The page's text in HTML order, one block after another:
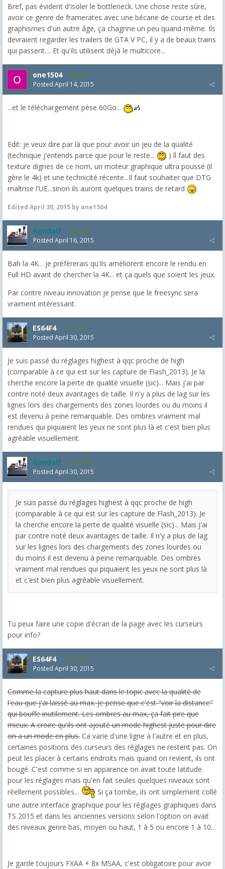
Bref, pas évident d'isoler le bottleneck. Une chose reste sûre,
avoir ce genre de framerates avec une bécane de course et des
graphismes d'un autre âge, ça chagrine un peu quand-même. Ils
devraient regarder les trailers de GTA V PC, il y a de beaux trains
qui passent.... Et qu'ils utilisent déjà le multicore...
one1504 236
Posted April 14, 2015
...et le téléchargement pèse 60Go...
Edit: je veux dire par là que pour avoir un jeu de la qualité
(technique j'entends parce que pour le reste...
) îl faut des
texture dignes de ce nom, un moteur graphique ultra poussé (il
gère le 4k) et une technicité récente...Il faut souhaiter que DTG
maîtrise l'UE...sinon ils auront quelques trains de retard
Edited April 30, 2015 by one1504
Gandalf 2,464
Posted April 16, 2015
Bah la 4K... je préfèrerais qu'ils améliorent encore le rendu en
Full HD avant de chercher la 4K... et ça quels que soient les jeux.
Par contre niveau innovation je pense que le freesync sera
vraiment intéressant.
ES64F4 2,046
Posted April 30, 2015
Je suis passé du réglages highest à qqc proche de high
(comparable à ce qui est sur les capture de Flash_2013). Je la
cherche encore la perte de qualité visuelle (sic)... Mais j'ai par
contre noté deux avantages de taille. Il n'y a plus de lag sur les
lignes lors des chargements des zones lourdes ou du moins il
est devenu à peine remarquable. Des ombres vraiment mal
rendues qui piquaient les yeux ne sont plus là et c'est bien plus
agréable visuellement.
Gandalf 2,464
Posted April 30, 2015
Je suis passé du réglages highest à qqc proche de high
(comparable à ce qui est sur les capture de Flash_2013). Je
la cherche encore la perte de qualité visuelle (sic)... Mais j'ai
par contre noté deux avantages de taille. Il n'y a plus de lag
sur les lignes lors des chargements des zones lourdes ou
du moins il est devenu à peine remarquable. Des ombres
vraiment mal rendues qui piquaient les yeux ne sont plus là
et c'est bien plus agréable visuellement.
Tu peux faire une copie d'écran de la page avec les curseurs
pour info?
ES64F4 2,046
Posted April 30, 2015
Comme la capture plus haut dans le topic avec la qualité de
l'eau que j'ai laissé au max. Je pense que c'est "voir la distance"
qui bouffe inutilement. Les ombres au max, ça fait pire que
mieux. A croire qu'ils ont ajouté un mode highest juste pour dire
on a un mode en plus. Ca varie d'une ligne à l'autre et en plus,
certaines positions des curseurs des réglages ne restent pas. On
peut les placer à certains endroits mais quand on revient, ils ont
bougé. C'est comme si en apparence on avait toute latitude
pour les réglages mais qu'en fait seules quelques niveaux sont
réellement possibles...
Si ça tombe, ils ont simplement collé
une autre interface graphique pour les réglages graphiques dans
TS 2015 et dans les anciennes versions selon l'option on avait
des niveaux genre bas, moyen ou haut, 1 à 5 ou encore 1 à 10...
Je garde toujours FXAA + 8x MSAA, c'est obligatoire pour avoir